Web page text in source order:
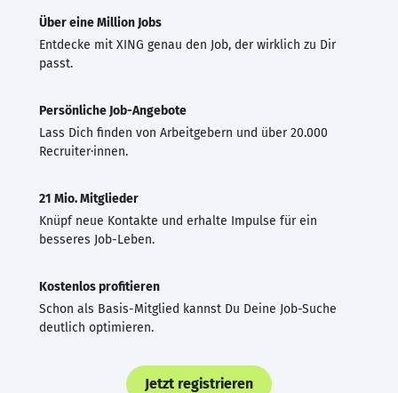
Über eine Million Jobs
Entdecke mit XING genau den Job, der wirklich zu Dir
passt.
Persönliche Job-Angebote
Lass Dich finden von Arbeitgebern und über 20.000
Recruiter·innen.
21 Mio. Mitglieder
Knüpf neue Kontakte und erhalte Impulse für ein
besseres Job-Leben.
Kostenlos profitieren
Schon als Basis-Mitglied kannst Du Deine Job-Suche
deutlich optimieren.
Jetzt registrieren